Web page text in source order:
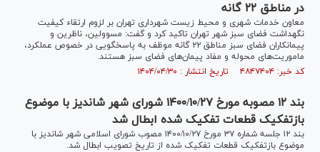
در مناطق ۲۲ گانه
معاون خدمات شهری و محیط زیست شهرداری تهران بر لزوم ارتقاء کیفیت
نگهداشت فضای سبز شهر تهران تاکید کرد و گفت: مسوولین، ناظرین و
پیمانکاران فضای سبز مناطق ۲۲ گانه موظف به پاسخگویی در خصوص عملکرد،
ماموریت‌های محوله و مفاد پیمان‌های فضای سبز هستند.
کد خبر: ۴۸۴۷۴۰۴ تاریخ انتشار : ۱۴۰۴/۰۴/۳۰
بند ۱۲ مصوبه مورخ ۱۴۰۰/۱۰/۲۷ شورای شهر شاندیز با موضوع
بازتفکیک قطعات تفکیک شده ابطال شد
بند ۱۲ جلسه شماره ۳۷ مورخ ۱۴۰۰/۱۰/۲۷ مصوب شورای اسلامی شهر شاندیز با
موضوع بازتفکیک قطعات تفکیک شده از تاریخ تصویب ابطال شد.